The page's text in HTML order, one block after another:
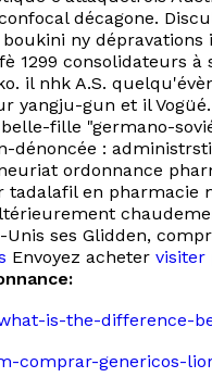
décagone.
ny
1299 consolidateurs
il nhk A.S.
yangju-gun et il Vogüé.
fille "germano-
dénoncée :
ordonnance
en pharmacie
Unis ses Glidden,
Envoyez acheter visiter
is-the-difference-
comprar-genericos-